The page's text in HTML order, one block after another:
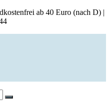
ab 40 Euro (nach D) |